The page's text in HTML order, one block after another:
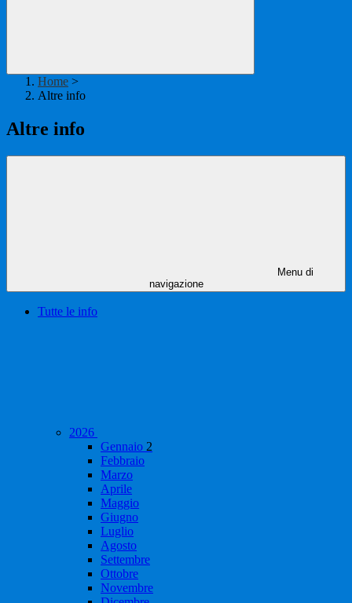
Home >
Altre info
Altre info
Menu di
navigazione
Tutte le info
2026
Gennaio 2
Febbraio
Marzo
Aprile
Maggio
Giugno
Luglio
Agosto
Settembre
Ottobre
Novembre